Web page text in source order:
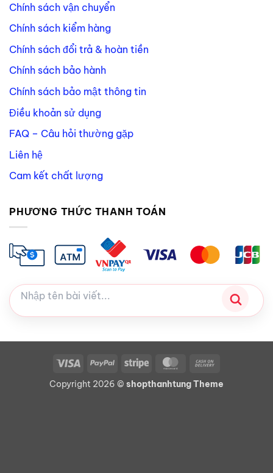
Chính sách vận chuyển
Chính sách kiểm hàng
Chính sách đổi trả & hoàn tiền
Chính sách bảo hành
Chính sách bảo mật thông tin
Điều khoản sử dụng
FAQ – Câu hỏi thường gặp
Liên hệ
Cam kết chất lượng
PHƯƠNG THỨC THANH TOÁN
Visa PayPal Stripe MasterCard
Delivery
Copyright 2026 © shopthanhtung Theme